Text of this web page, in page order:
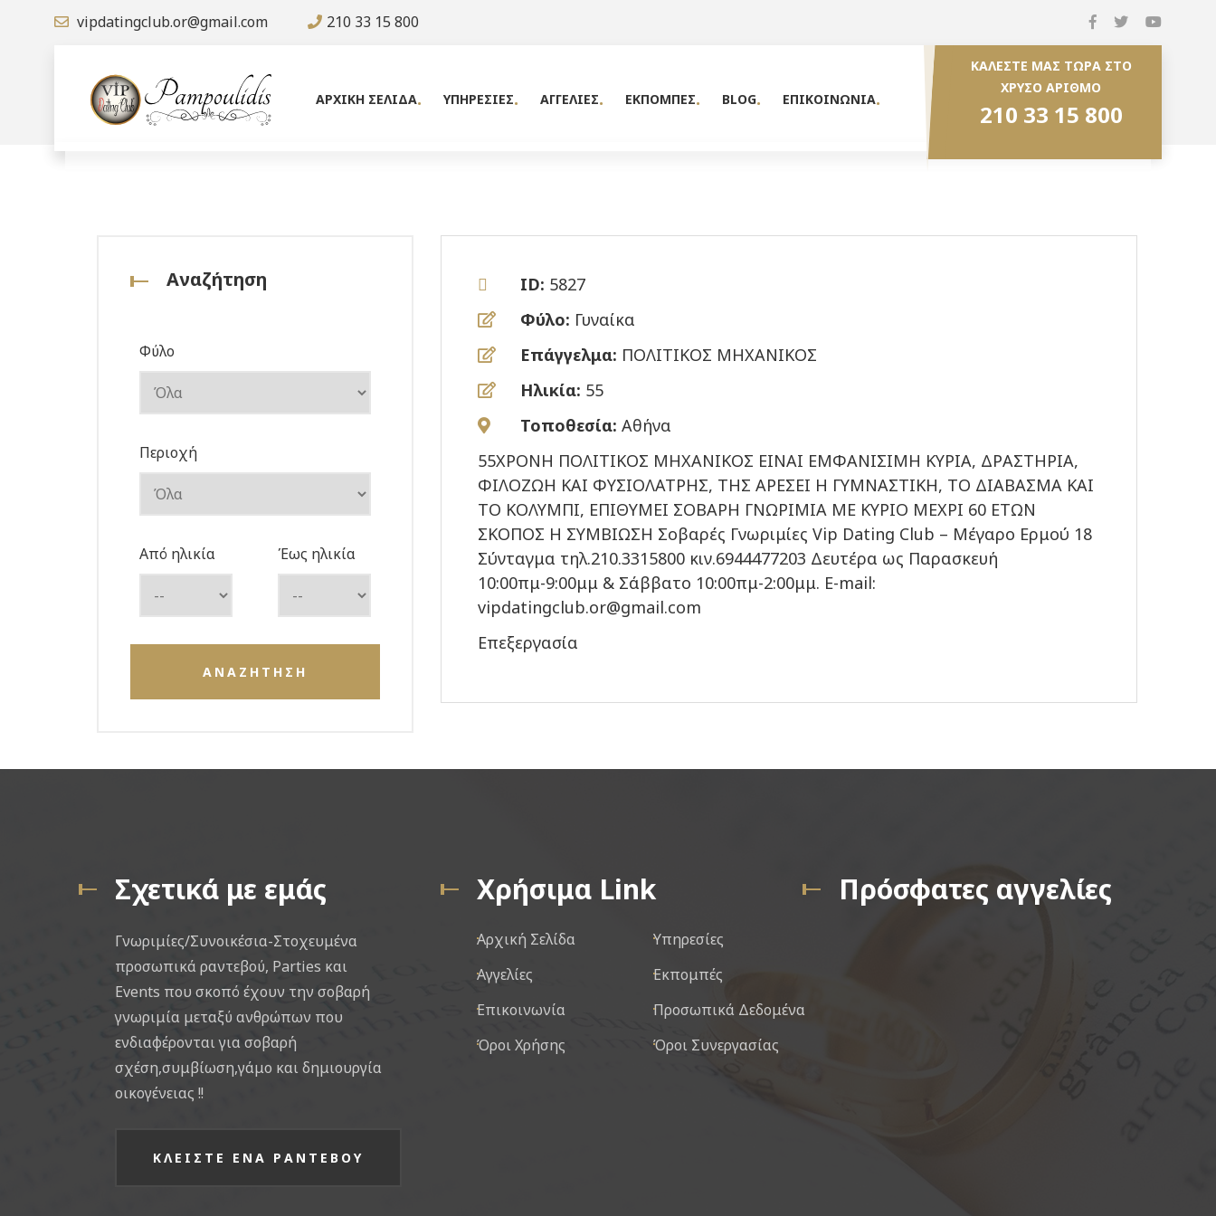
vipdatingclub.or@gmail.com 210 33 15 800
ΑΡΧΙΚΗ ΣΕΛΙΔΑ ΥΠΗΡΕΣΙΕΣ ΑΓΓΕΛΙΕΣ ΕΚΠΟΜΠΕΣ BLOG ΕΠΙΚΟΙΝΩΝΙΑ
ΚΑΛΕΣΤΕ ΜΑΣ ΤΩΡΑ ΣΤΟ
ΧΡΥΣΟ ΑΡΙΘΜΟ
210 33 15 800
Αναζήτηση
Φύλο
Περιοχή
Από ηλικία Έως ηλικία
ΑΝΑΖΗΤΗΣΗ
ID: 5827
Φύλο: Γυναίκα
Επάγγελμα: ΠΟΛΙΤΙΚΟΣ ΜΗΧΑΝΙΚΟΣ
Ηλικία: 55
Τοποθεσία: Αθήνα
55ΧΡΟΝΗ ΠΟΛΙΤΙΚΟΣ ΜΗΧΑΝΙΚΟΣ ΕΙΝΑΙ ΕΜΦΑΝΙΣΙΜΗ ΚΥΡΙΑ, ΔΡΑΣΤΗΡΙΑ,
ΦΙΛΟΖΩΗ ΚΑΙ ΦΥΣΙΟΛΑΤΡΗΣ, ΤΗΣ ΑΡΕΣΕΙ Η ΓΥΜΝΑΣΤΙΚΗ, ΤΟ ΔΙΑΒΑΣΜΑ ΚΑΙ
ΤΟ ΚΟΛΥΜΠΙ, ΕΠΙΘΥΜΕΙ ΣΟΒΑΡΗ ΓΝΩΡΙΜΙΑ ΜΕ ΚΥΡΙΟ ΜΕΧΡΙ 60 ΕΤΩΝ
ΣΚΟΠΟΣ Η ΣΥΜΒΙΩΣΗ Σοβαρές Γνωριμίες Vip Dating Club – Μέγαρο Ερμού 18
Σύνταγμα τηλ.210.3315800 κιν.6944477203 Δευτέρα ως Παρασκευή
10:00πμ-9:00μμ & Σάββατο 10:00πμ-2:00μμ. E-mail:
vipdatingclub.or@gmail.com
Επεξεργασία
Σχετικά με εμάς
Γνωριμίες/Συνοικέσια-Στοχευμένα
προσωπικά ραντεβού, Parties και
Events που σκοπό έχουν την σοβαρή
γνωριμία μεταξύ ανθρώπων που
ενδιαφέρονται για σοβαρή
σχέση,συμβίωση,γάμο και δημιουργία
οικογένειας !!
ΚΛΕΙΣΤΕ ΕΝΑ ΡΑΝΤΕΒΟΥ
Χρήσιμα Link
Αρχική Σελίδα
Υπηρεσίες
Αγγελίες
Εκπομπές
Επικοινωνία
Προσωπικά Δεδομένα
Όροι Χρήσης
Όροι Συνεργασίας
Πρόσφατες αγγελίες